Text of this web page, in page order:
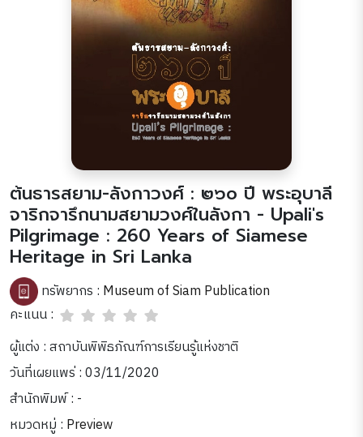
ต้นธารสยาม-ลังกาวงศ์ : ๒๖๐ ปี พระอุบาลี
จาริกจารึกนามสยามวงศ์ในลังกา - Upali's
Pilgrimage : 260 Years of Siamese
Heritage in Sri Lanka
ทรัพยากร : Museum of Siam Publication
คะแนน :
ผู้แต่ง : สถาบันพิพิธภัณฑ์การเรียนรู้แห่งชาติ
วันที่เผยแพร่ : 03/11/2020
สำนักพิมพ์ : -
หมวดหมู่ : Preview